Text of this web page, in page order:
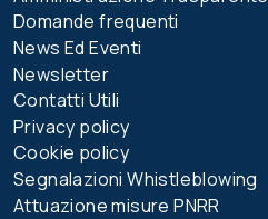
Domande frequenti
News Ed Eventi
Newsletter
Contatti Utili
Privacy policy
Cookie policy
Segnalazioni Whistleblowing
Attuazione misure PNRR